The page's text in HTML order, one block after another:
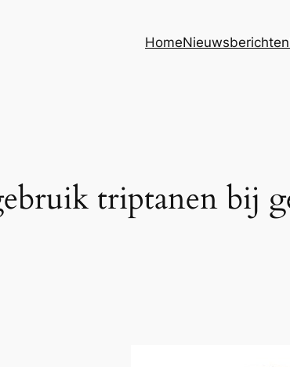
HomeNieuwsberichten
triptanen bij